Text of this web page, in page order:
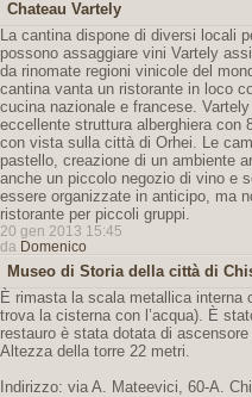
Chateau Vartely
La cantina dispone di diversi locali
possono assaggiare vini Vartely
da rinomate regioni vinicole del
cantina vanta un ristorante in loco
cucina nazionale e francese.
eccellente struttura alberghiera con
con vista sulla città di Orhei. Le
pastello, creazione di un ambiente
anche un piccolo negozio di vino e
essere organizzate in anticipo, ma
ristorante per piccoli gruppi.
20 gen 2013 15:45
da Domenico
Museo di Storia della città di
È rimasta la scala metallica interna
trova la cisterna con l’acqua). È
restauro è stata dotata di
Altezza della torre 22 metri.
Indirizzo: via A. Mateevici, 60-A.